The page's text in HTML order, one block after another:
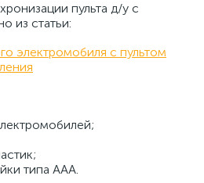
пульта д/у с
из статьи:
электромобиля с пультом
типа ААА.